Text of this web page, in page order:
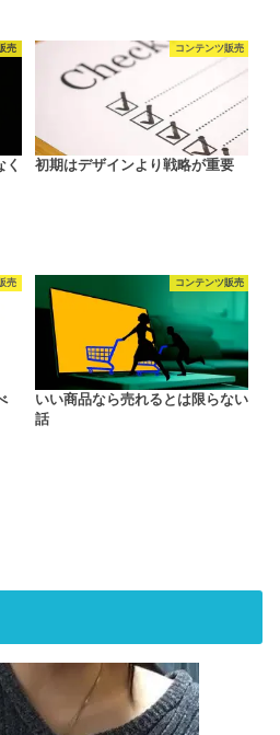
売
く
コンテンツ販売
初期はデザインより戦略が重要
売 コンテンツ販売
いい商品なら売れるとは限らない
話